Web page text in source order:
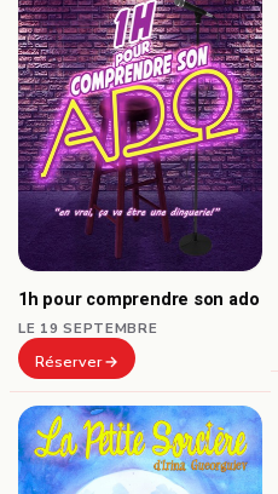
1h pour comprendre son ado
LE 19 SEPTEMBRE
Réserver